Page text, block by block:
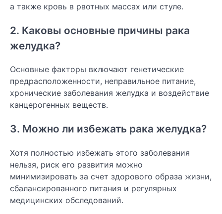
а также кровь в рвотных массах или стуле.
2. Каковы основные причины рака
желудка?
Основные факторы включают генетические
предрасположенности, неправильное питание,
хронические заболевания желудка и воздействие
канцерогенных веществ.
3. Можно ли избежать рака желудка?
Хотя полностью избежать этого заболевания
нельзя, риск его развития можно
минимизировать за счет здорового образа жизни,
сбалансированного питания и регулярных
медицинских обследований.